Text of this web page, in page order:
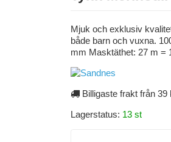
Mjuk och exklusiv
både barn och vuxna.
mm Masktäthet: 27 m =
Billigaste frakt från 39
Lagerstatus: 13 st